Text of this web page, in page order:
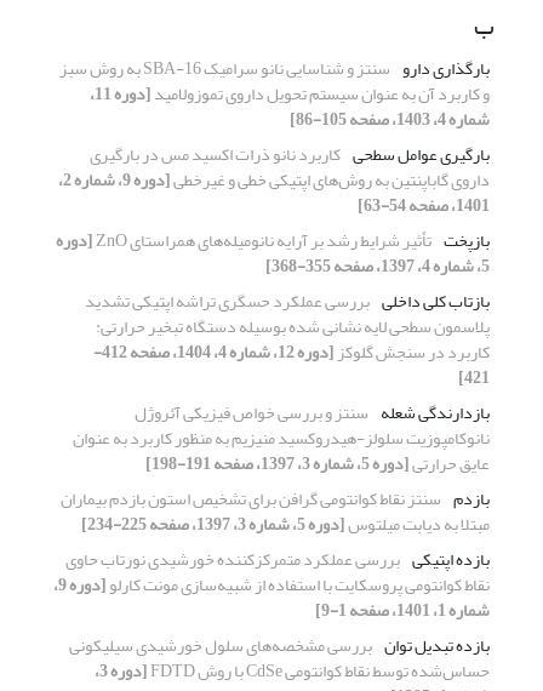
ب
بارگذاری دارو‌ سنتز و شناسایی نانو سرامیک SBA-16 به روش سبز
و کاربرد آن به عنوان سیستم تحویل داروی تموزولامید [دوره 11،
شماره 4، 1403، صفحه 105-86]
بارگیری عوامل سطحی کاربرد نانو ذرات اکسید مس در بارگیری
داروی گاباپنتین به روش‌های اپتیکی خطی و غیر‌خطی [دوره 9، شماره 2،
1401، صفحه 54-63]
بازپخت تأثیر شرایط رشد بر آرایه نانومیله‌های همراستای ZnO [دوره
5، شماره 4، 1397، صفحه 355-368]
بازتاب کلی داخلی بررسی عملکرد حسگری تراشه اپتیکی تشدید
پلاسمون سطحی لایه ‎نشانی شده بوسیله دستگاه تبخیر حرارتی:
کاربرد در سنجش گلوکز [دوره 12، شماره 4، 1404، صفحه 412-
421]
بازدارندگی شعله سنتز و بررسی خواص فیزیکی آئروژل
نانوکامپوزیت سلولز-هیدروکسید منیزیم به منظور کاربرد به عنوان
عایق حرارتی[دوره 5، شماره 3، 1397، صفحه 191-198]
بازدم سنتز نقاط کوانتومی گرافن برای تشخیص استون بازدم بیماران
مبتلا به دیابت میلتوس[دوره 5، شماره 3، 1397، صفحه 225-234]
بازده اپتیکی بررسی عملکرد متمرکزکننده خورشیدی نورتاب حاوی
نقاط کوانتومی پروسکایت با استفاده از شبیه‌سازی مونت کارلو [دوره 9،
شماره 1، 1401، صفحه 1-9]
بازده تبدیل توان بررسی مشخصه‌های سلول خورشیدی سیلیکونی
حساس‌شده توسط نقاط کوانتومی CdSe با روش FDTD [دوره 3،